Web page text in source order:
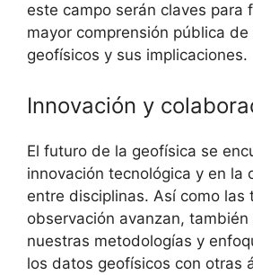
este campo serán claves para
mayor comprensión pública de
geofísicos y sus implicaciones.
Innovación y
El futuro de la geofísica se
innovación tecnológica y en la
entre disciplinas. Así como las
observación avanzan,
nuestras metodologías y
los datos geofísicos con otras